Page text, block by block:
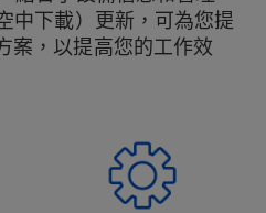
中下載）更新，可為您提
案，以提高您的工作效